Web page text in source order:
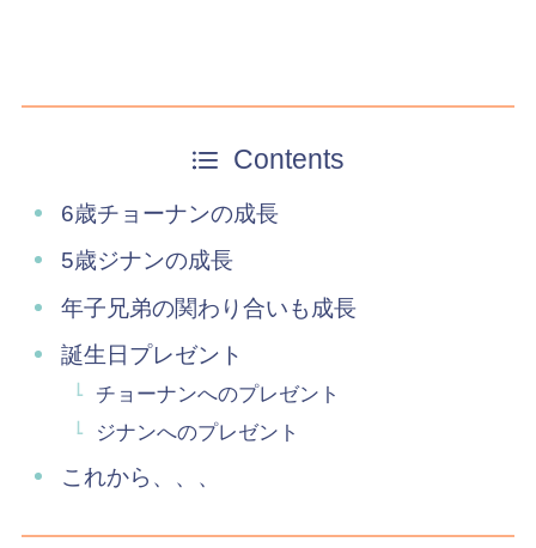
Contents
6歳チョーナンの成長
5歳ジナンの成長
年子兄弟の関わり合いも成長
誕生日プレゼント
チョーナンへのプレゼント
ジナンへのプレゼント
これから、、、